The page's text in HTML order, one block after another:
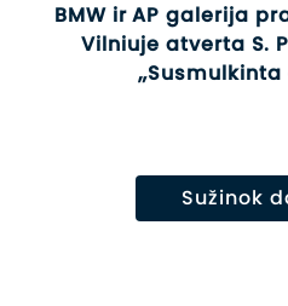
BMW ir AP galerija
Vilniuje atverta S.
Sužinok